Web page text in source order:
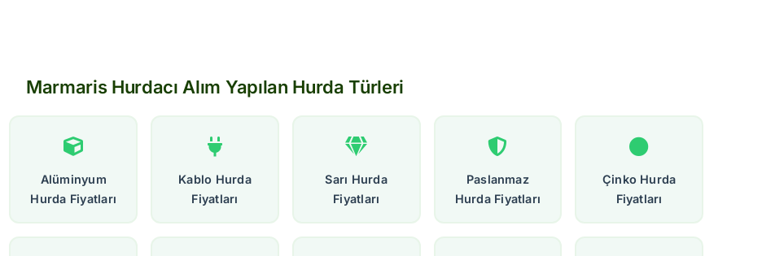
Marmaris Hurdacı Alım Yapılan Hurda Türleri
Alüminyum
Hurda Fiyatları
Kablo Hurda
Fiyatları
Sarı Hurda
Fiyatları
Paslanmaz
Hurda Fiyatları
Çinko Hurda
Fiyatları